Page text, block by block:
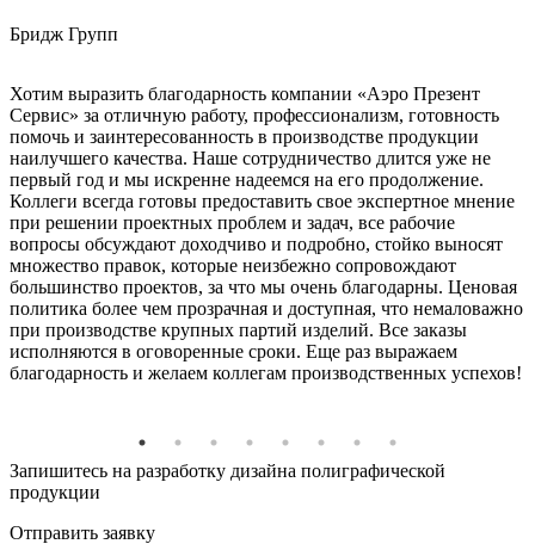
Бридж Групп
Хотим выразить благодарность компании «Аэро Презент
Сервис» за отличную работу, профессионализм, готовность
помочь и заинтересованность в производстве продукции
наилучшего качества. Наше сотрудничество длится уже не
первый год и мы искренне надеемся на его продолжение.
Коллеги всегда готовы предоставить свое экспертное мнение
при решении проектных проблем и задач, все рабочие
вопросы обсуждают доходчиво и подробно, стойко выносят
множество правок, которые неизбежно сопровождают
большинство проектов, за что мы очень благодарны. Ценовая
политика более чем прозрачная и доступная, что немаловажно
при производстве крупных партий изделий. Все заказы
исполняются в оговоренные сроки. Еще раз выражаем
благодарность и желаем коллегам производственных успехов!
Запишитесь на разработку дизайна полиграфической
продукции
Отправить заявку